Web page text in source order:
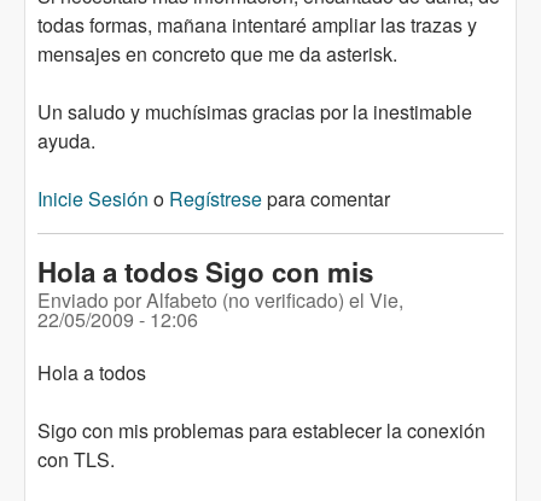
todas formas, mañana intentaré ampliar las trazas y
mensajes en concreto que me da asterisk.
Un saludo y muchísimas gracias por la inestimable
ayuda.
Inicie Sesión o Regístresepara comentar
Hola a todos Sigo con mis
Enviado porAlfabeto (no verificado) el Vie,
22/05/2009 - 12:06
Hola a todos
Sigo con mis problemas para establecer la conexión
con TLS.